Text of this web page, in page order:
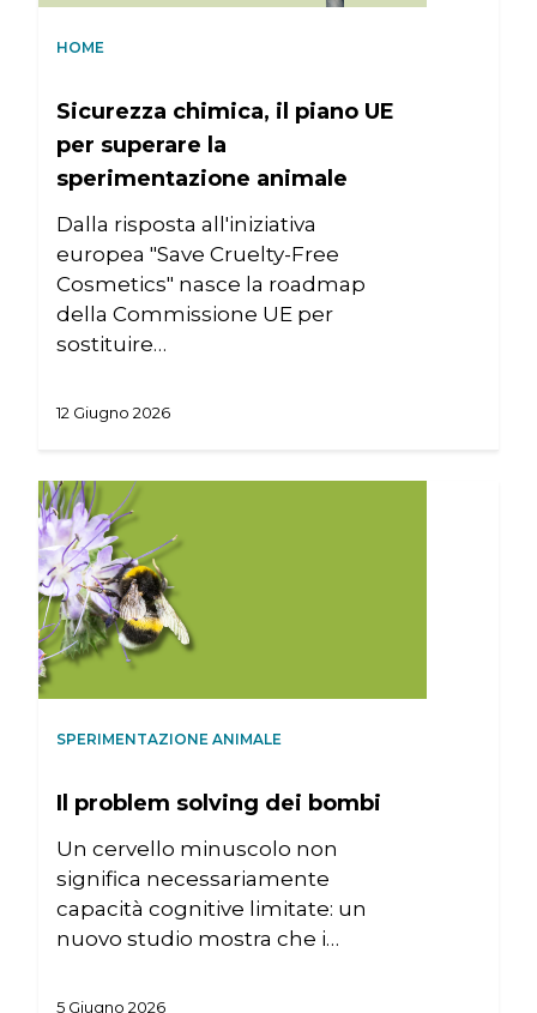
HOME
Sicurezza chimica, il piano UE
per superare la
sperimentazione animale
Dalla risposta all'iniziativa
europea "Save Cruelty-Free
Cosmetics" nasce la roadmap
della Commissione UE per
sostituire…
12 Giugno 2026
SPERIMENTAZIONE ANIMALE
Il problem solving dei bombi
Un cervello minuscolo non
significa necessariamente
capacità cognitive limitate: un
nuovo studio mostra che i…
5 Giugno 2026